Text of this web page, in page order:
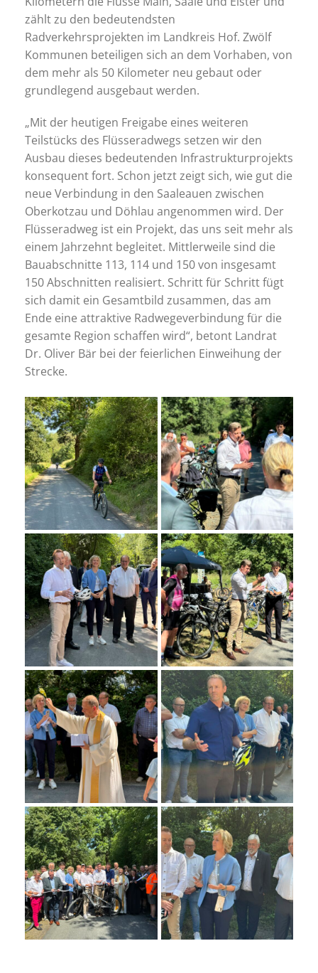
zählt zu den bedeutendsten
Radverkehrsprojekten im Landkreis Hof. Zwölf
Kommunen beteiligen sich an dem Vorhaben, von
dem mehr als 50 Kilometer neu gebaut oder
grundlegend ausgebaut werden.
„Mit der heutigen Freigabe eines weiteren
Teilstücks des Flüsseradwegs setzen wir den
Ausbau dieses bedeutenden Infrastrukturprojekts
konsequent fort. Schon jetzt zeigt sich, wie gut die
neue Verbindung in den Saaleauen zwischen
Oberkotzau und Döhlau angenommen wird. Der
Flüsseradweg ist ein Projekt, das uns seit mehr als
einem Jahrzehnt begleitet. Mittlerweile sind die
Bauabschnitte 113, 114 und 150 von insgesamt
150 Abschnitten realisiert. Schritt für Schritt fügt
sich damit ein Gesamtbild zusammen, das am
Ende eine attraktive Radwegeverbindung für die
gesamte Region schaffen wird“, betont Landrat
Dr. Oliver Bär bei der feierlichen Einweihung der
Strecke.